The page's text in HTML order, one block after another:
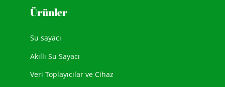
Ürünler
Su sayacı
Akıllı Su Sayacı
Veri Toplayıcılar ve Cihaz